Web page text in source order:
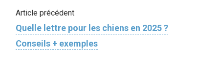
Article précédent
Quelle lettre pour les chiens en 2025 ?
Conseils + exemples